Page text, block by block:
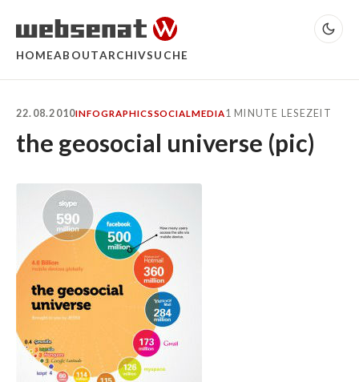
HOMEABOUTARCHIVSUCHE
22.08.2010INFOGRAPHICSSOCIALMEDIA1 MINUTE LESEZEIT
the geosocial universe (pic)